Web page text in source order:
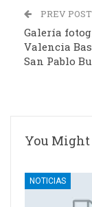
PREV POST
Galería
Valencia
San Pablo
You
NOTICIAS